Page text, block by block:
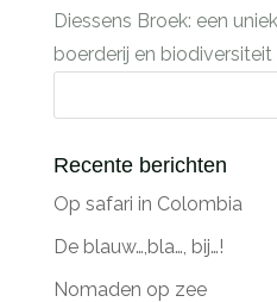
Diessens Broek: een
boerderij en biodiversiteit
Recente berichten
Op safari in Colombia
De blauw…,bla…, bij…!
Nomaden op zee